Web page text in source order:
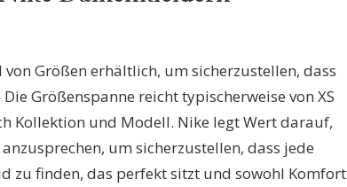
Größen erhältlich, um sicherzustellen, dass
Größenspanne reicht typischerweise von XS
Kollektion und Modell. Nike legt Wert darauf,
um sicherzustellen, dass jede
zu finden, das perfekt sitzt und sowohl Komfort